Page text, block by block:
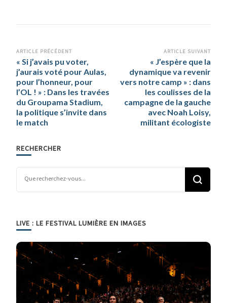
Navigation
d’article
ARTICLE PRÉCÉDENT
« Si j’avais pu voter,
j’aurais voté pour Aulas,
pour l’honneur, pour
l’OL ! » : Dans les travées
du Groupama Stadium,
la politique s’invite dans
le match
ARTICLE SUIVANT
« J’espère que la
dynamique va revenir
vers notre camp » : dans
les coulisses de la
campagne de la gauche
avec Noah Loisy,
militant écologiste
RECHERCHER
LIVE : LE FESTIVAL LUMIÈRE EN IMAGES